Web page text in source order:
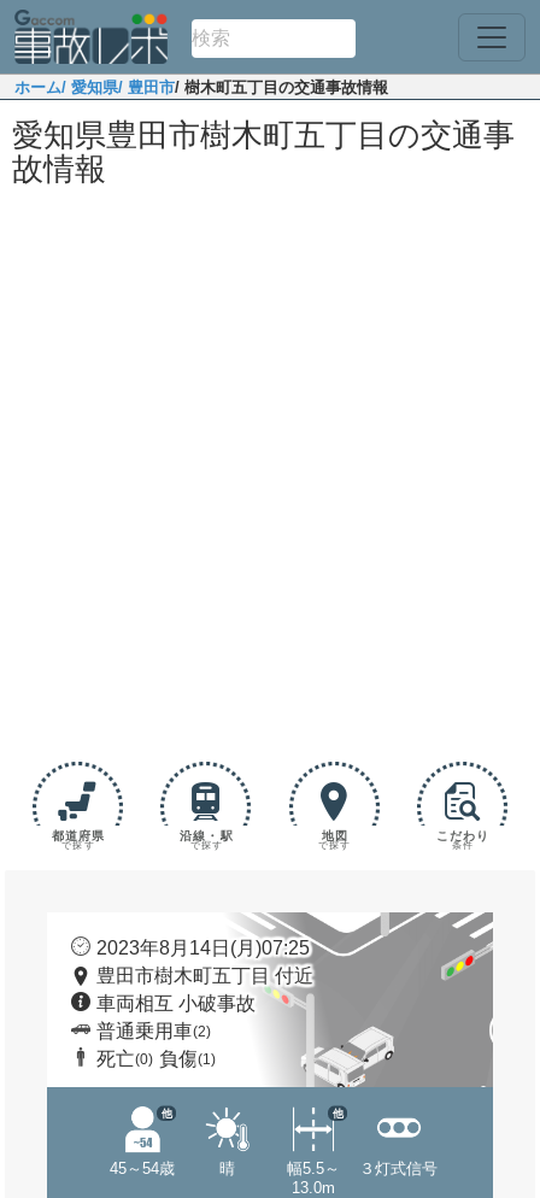
ホーム/ 愛知県/ 豊田市/ 樹木町五丁目の交通事故情報
愛知県豊田市樹木町五丁目の交通事
故情報
都道府県
で探す
沿線・駅
で探す
地図
で探す
こだわり
条件
2023年8月14日(月)07:25
豊田市樹木町五丁目 付近
車両相互 小破事故
普通乗用車(2)
死亡(0) 負傷(1)
45～54歳
他
晴
幅5.5～
13.0m
他
３灯式信号